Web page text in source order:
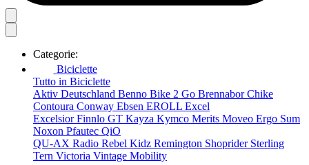
Categorie:
Biciclette
Tutto in Biciclette
Aktiv Deutschland Benno Bike 2 Go Brennabor Chike
Contoura Conway Ebsen EROLL Excel
Excelsior Finnlo GT Kayza Kymco Merits Moveo Ergo Sum
Noxon Pfautec QiO
QU-AX Radio Rebel Kidz Remington Shoprider Sterling
Tern Victoria Vintage Mobility